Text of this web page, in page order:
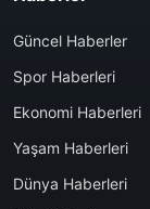
Güncel Haberler
Spor Haberleri
Ekonomi Haberleri
Yaşam Haberleri
Dünya Haberleri